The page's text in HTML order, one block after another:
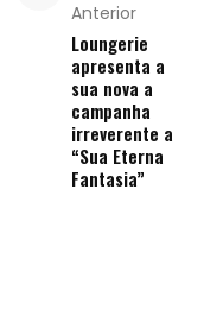
Anterior
Loungerie
apresenta a
sua nova a
campanha
irreverente a
“Sua Eterna
Fantasia”